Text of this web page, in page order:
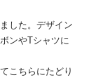
した。デザイン
ンやTシャツに
こちらにたどり